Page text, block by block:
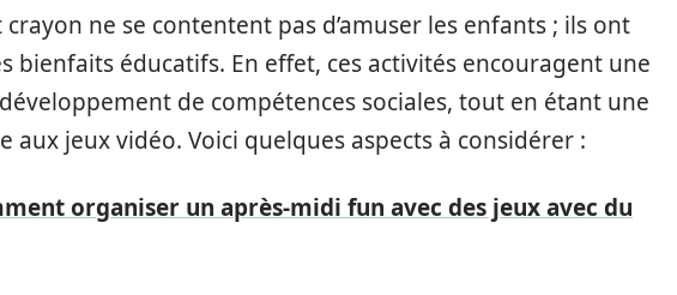
ne se contentent pas d’amuser les enfants ; ils ont
bienfaits éducatifs. En effet, ces activités encouragent une
de compétences sociales, tout en étant une
aux jeux vidéo. Voici quelques aspects à considérer :
organiser un après-midi fun avec des jeux avec du